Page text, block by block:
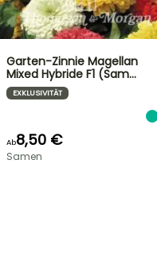
Garten-Zinnie Magellan
Mixed Hybride F1 (Sam…
EXKLUSIVITÄT
Ab8,50 €
Samen